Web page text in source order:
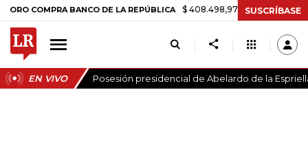
BANCO DE LA REPÚBLICA $ 408.498,97 +$ 8.753,81 +2,19%
SUSCRÍBASE
EN VIVO Posesión presidencial de Abelardo de la